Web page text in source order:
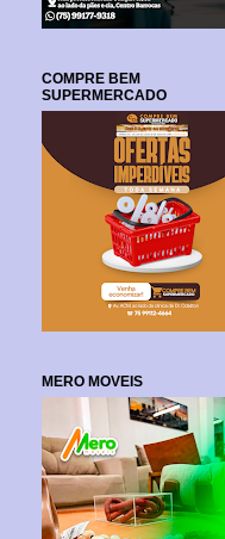
COMPRE BEM
SUPERMERCADO
MERO MOVEIS